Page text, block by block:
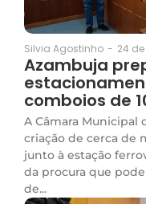
Silvia Agostinho - 24
Azambuja
comboios de
A Câmara Municipal
criação de cerca de
junto à estação
da procura que
de...